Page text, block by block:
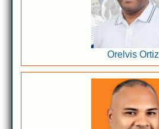
Orelvis Ortiz